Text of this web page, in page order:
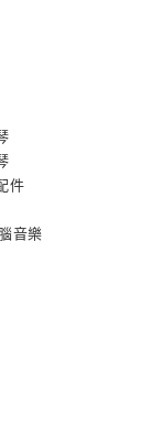
件
音樂